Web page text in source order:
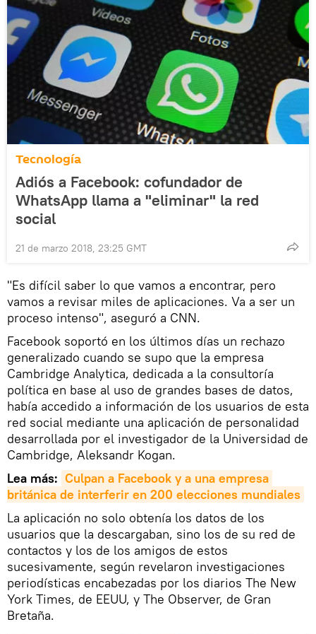
Tecnología
Adiós a Facebook: cofundador de
WhatsApp llama a "eliminar" la red
social
21 de marzo 2018, 23:25 GMT
"Es difícil saber lo que vamos a encontrar, pero
vamos a revisar miles de aplicaciones. Va a ser un
proceso intenso", aseguró a CNN.
Facebook soportó en los últimos días un rechazo
generalizado cuando se supo que la empresa
Cambridge Analytica, dedicada a la consultoría
política en base al uso de grandes bases de datos,
había accedido a información de los usuarios de esta
red social mediante una aplicación de personalidad
desarrollada por el investigador de la Universidad de
Cambridge, Aleksandr Kogan.
Lea más: Culpan a Facebook y a una empresa
británica de interferir en 200 elecciones mundiales
La aplicación no solo obtenía los datos de los
usuarios que la descargaban, sino los de su red de
contactos y los de los amigos de estos
sucesivamente, según revelaron investigaciones
periodísticas encabezadas por los diarios The New
York Times, de EEUU, y The Observer, de Gran
Bretaña.